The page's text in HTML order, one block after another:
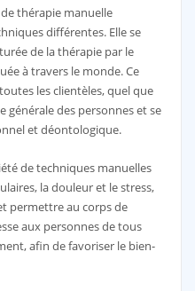
thérapie manuelle
différentes. Elle se
de la thérapie par le
à travers le monde. Ce
les clientèles, quel que
générale des personnes et se
et déontologique.
de techniques manuelles
la douleur et le stress,
permettre au corps de
aux personnes de tous
afin de favoriser le bien-